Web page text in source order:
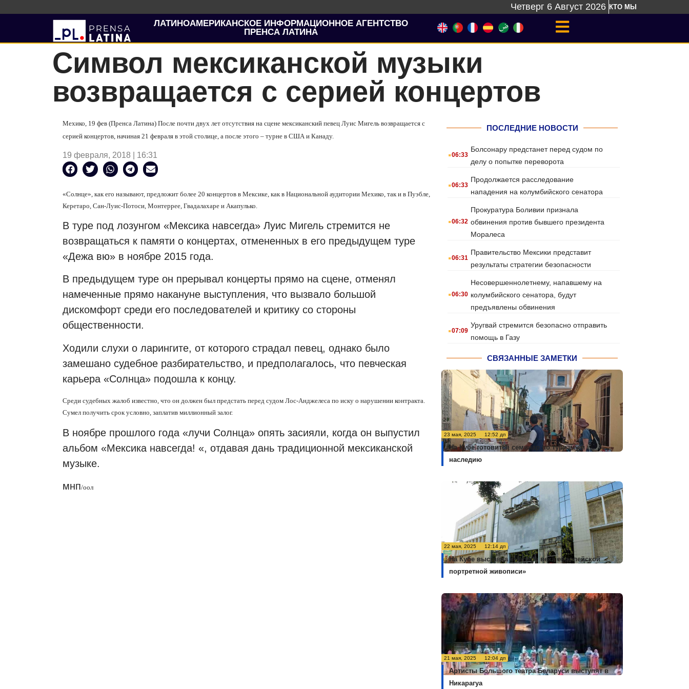
Четверг 6 Август 2026 КТО МЫ
ЛАТИНОАМЕРИКАНСКОЕ ИНФОРМАЦИОННОЕ АГЕНТСТВО
ПРЕНСА ЛАТИНА
Символ мексиканской музыки
возвращается с серией концертов
Мехико, 19 фев (Пренса Латина) После почти двух лет отсутствия на сцене мексиканский певец Луис Мигель возвращается с
серией концертов, начиная 21 февраля в этой столице, а после этого – турне в США и Канаду.
19 февраля, 2018 | 16:31
«Солнце», как его называют, предложит более 20 концертов в Мексике, как в Национальной аудитории Мехико, так и в Пуэбле,
Керетаро, Сан-Луис-Потоси, Монтеррее, Гвадалахаре и Акапулько.
В туре под лозунгом «Мексика навсегда» Луис Мигель стремится не
возвращаться к памяти о концертах, отмененных в его предыдущем туре
«Дежа вю» в ноябре 2015 года.
В предыдущем туре он прерывал концерты прямо на сцене, отменял
намеченные прямо накануне выступления, что вызвало большой
дискомфорт среди его последователей и критику со стороны
общественности.
Ходили слухи о ларингите, от которого страдал певец, однако было
замешано судебное разбирательство, и предполагалось, что певческая
карьера «Солнца» подошла к концу.
Среди судебных жалоб известно, что он должен был предстать перед судом Лос-Анджелеса по иску о нарушении контракта.
Сумел получить срок условно, заплатив миллионный залог.
В ноябре прошлого года «лучи Солнца» опять засияли, когда он выпустил
альбом «Мексика навсегда! «, отдавая дань традиционной мексиканской
музыке.
мнп/оол
ПОСЛЕДНИЕ НОВОСТИ
.06:33
Болсонару предстанет перед судом по
делу о попытке переворота
.06:33
Продолжается расследование
нападения на колумбийского сенатора
.06:32
Прокуратура Боливии признала
обвинения против бывшего президента
Моралеса
.06:31
Правительство Мексики представит
результаты стратегии безопасности
.06:30
Несовершеннолетнему, напавшему на
колумбийского сенатора, будут
предъявлены обвинения
.07:09
Уругвай стремится безопасно отправить
помощь в Газу
СВЯЗАННЫЕ ЗАМЕТКИ
23 мая, 2025 12:52 дп
На Кубе готовится семинар по туризму и
наследию
22 мая, 2025 12:14 дп
На Кубе выставка «Четыре века европейской
портретной живописи»
21 мая, 2025 12:04 дп
Артисты Большого театра Беларуси выступят в
Никарагуа